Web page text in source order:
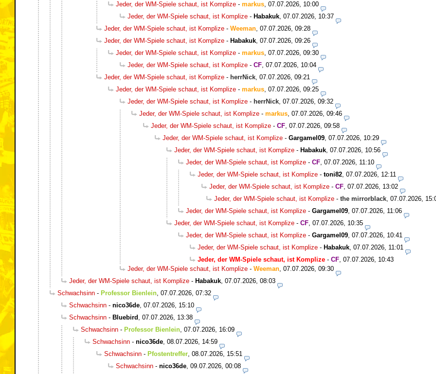
Jeder, der WM-Spiele schaut, ist Komplize - markus, 07.07.2026, 10:00
Jeder, der WM-Spiele schaut, ist Komplize - Habakuk, 07.07.2026, 10:37
Jeder, der WM-Spiele schaut, ist Komplize - Weeman, 07.07.2026, 09:28
Jeder, der WM-Spiele schaut, ist Komplize - Habakuk, 07.07.2026, 09:26
Jeder, der WM-Spiele schaut, ist Komplize - markus, 07.07.2026, 09:30
Jeder, der WM-Spiele schaut, ist Komplize - CF, 07.07.2026, 10:04
Jeder, der WM-Spiele schaut, ist Komplize - herrNick, 07.07.2026, 09:21
Jeder, der WM-Spiele schaut, ist Komplize - markus, 07.07.2026, 09:25
Jeder, der WM-Spiele schaut, ist Komplize - herrNick, 07.07.2026, 09:32
Jeder, der WM-Spiele schaut, ist Komplize - markus, 07.07.2026, 09:46
Jeder, der WM-Spiele schaut, ist Komplize - CF, 07.07.2026, 09:58
Jeder, der WM-Spiele schaut, ist Komplize - Gargamel09, 07.07.2026, 10:29
Jeder, der WM-Spiele schaut, ist Komplize - Habakuk, 07.07.2026, 10:56
Jeder, der WM-Spiele schaut, ist Komplize - CF, 07.07.2026, 11:10
Jeder, der WM-Spiele schaut, ist Komplize - toni82, 07.07.2026, 12:11
Jeder, der WM-Spiele schaut, ist Komplize - CF, 07.07.2026, 13:02
Jeder, der WM-Spiele schaut, ist Komplize - the mirrorblack, 07.07.2026,
Jeder, der WM-Spiele schaut, ist Komplize - Gargamel09, 07.07.2026, 11:06
Jeder, der WM-Spiele schaut, ist Komplize - CF, 07.07.2026, 10:35
Jeder, der WM-Spiele schaut, ist Komplize - Gargamel09, 07.07.2026, 10:41
Jeder, der WM-Spiele schaut, ist Komplize - Habakuk, 07.07.2026, 11:01
Jeder, der WM-Spiele schaut, ist Komplize - CF, 07.07.2026, 10:43
Jeder, der WM-Spiele schaut, ist Komplize - Weeman, 07.07.2026, 09:30
Jeder, der WM-Spiele schaut, ist Komplize - Habakuk, 07.07.2026, 08:03
Schwachsinn - Professor Bienlein, 07.07.2026, 07:32
Schwachsinn - nico36de, 07.07.2026, 15:10
Schwachsinn - Bluebird , 07.07.2026, 13:38
Schwachsinn - Professor Bienlein, 07.07.2026, 16:09
Schwachsinn - nico36de, 08.07.2026, 14:59
Schwachsinn - Pfostentreffer, 08.07.2026, 15:51
Schwachsinn - nico36de, 09.07.2026, 00:08